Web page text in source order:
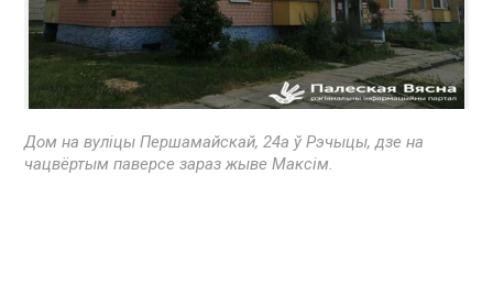
Дом на вуліцы Першамайскай, 24а ў Рэчыцы, дзе на
чацвёртым паверсе зараз жыве Максім.